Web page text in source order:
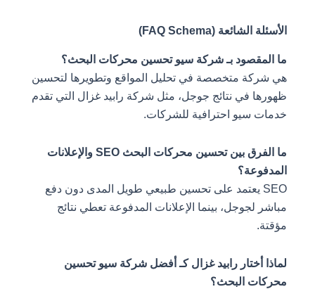
الأسئلة الشائعة (FAQ Schema)
ما المقصود بـ شركة سيو تحسين محركات البحث؟
هي شركة متخصصة في تحليل المواقع وتطويرها لتحسين
ظهورها في نتائج جوجل، مثل شركة رابيد غزال التي تقدم
خدمات سيو احترافية للشركات.
ما الفرق بين تحسين محركات البحث SEO والإعلانات
المدفوعة؟
SEO يعتمد على تحسين طبيعي طويل المدى دون دفع
مباشر لجوجل، بينما الإعلانات المدفوعة تعطي نتائج
مؤقتة.
لماذا أختار رابيد غزال كـ أفضل شركة سيو تحسين
محركات البحث؟